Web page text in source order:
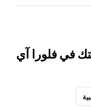
في فلورا آي